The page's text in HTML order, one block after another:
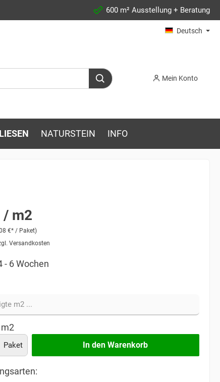
600 m² Ausstellung + Beratung
Deutsch
Mein Konto
NATURSTEIN INFO
/ m2
€* / Paket)
Versandkosten
- 6 Wochen
m2
Paket In den Warenkorb